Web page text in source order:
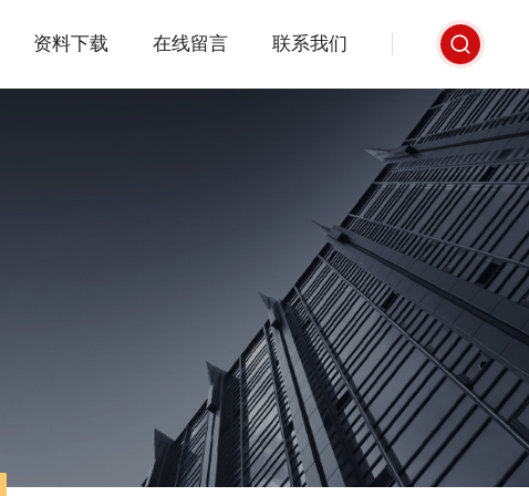
资料下载 在线留言 联系我们